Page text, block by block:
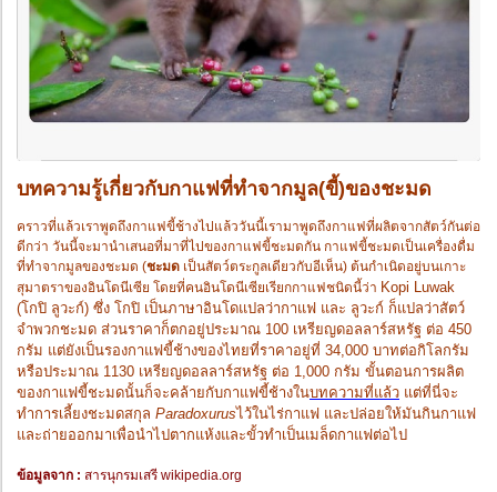
บทความรู้เกี่ยวกับกาแฟที่ทำจากมูล(ขี้)ของชะมด
คราวที่แล้วเราพูดถึงกาแฟขี้ช้างไปแล้ววันนี้เรามาพูดถึงกาแฟที่ผลิตจากสัตว์กันต่อ
ดีกว่า วันนี้จะมานำเสนอที่มาที่ไปของกาแฟขี้ชะมดกัน กาแฟขี้ชะมดเป็นเครื่องดื่ม
ที่ทำจากมูลของชะมด (ชะมด เป็นสัตว์ตระกูลเดียวกับอีเห็น) ต้นกำเนิดอยู่บนเกาะ
สุมาตราของอินโดนีเซีย โดยที่คนอินโดนีเซียเรียกกาแฟชนิดนี้ว่า Kopi Luwak
(โกปิ ลูวะก์) ซึ่ง โกปิ เป็นภาษาอินโดแปลว่ากาแฟ และ ลูวะก์ ก็แปลว่าสัตว์
จำพวกชะมด ส่วนราคาก็ตกอยู่ประมาณ 100 เหรียญดอลลาร์สหรัฐ ต่อ 450
กรัม แต่ยังเป็นรองกาแฟขี้ช้างของไทยที่ราคาอยู่ที่ 34,000 บาทต่อกิโลกรัม
หรือประมาณ 1130 เหรียญดอลลาร์สหรัฐ ต่อ 1,000 กรัม ขั้นตอนการผลิต
ของกาแฟขี้ชะมดนั้นก็จะคล้ายกับกาแฟขี้ช้างในบทความที่แล้ว แต่ที่นี่จะ
ทำการเลี้ยงชะมดสกุล Paradoxurusไว้ในไร่กาแฟ และปล่อยให้มันกินกาแฟ
และถ่ายออกมาเพื่อนำไปตากแห้งและขั้วทำเป็นเมล็ดกาแฟต่อไป
ข้อมูลจาก : สารนุกรมเสรี wikipedia.org